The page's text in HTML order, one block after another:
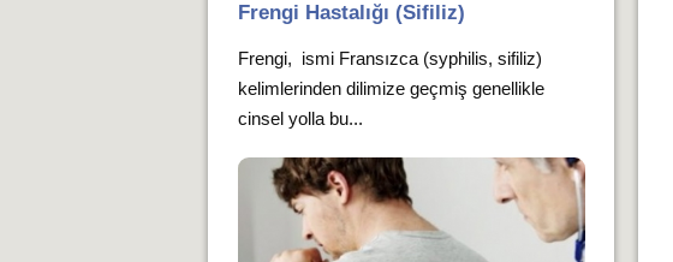
Frengi Hastalığı (Sifiliz)
Frengi, ismi Fransızca (syphilis, sifiliz)
kelimlerinden dilimize geçmiş genellikle
cinsel yolla bu...